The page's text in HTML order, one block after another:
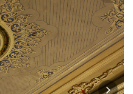
EL
FR
DE
IT